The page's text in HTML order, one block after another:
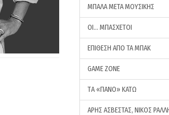
ΜΠΑΛΑ ΜΕΤΑ ΜΟΥΣΙΚΗΣ
ΟΙ… ΜΠΑΣΧΕΤΟΙ
ΕΠΙΘΕΣΗ ΑΠΟ ΤΑ ΜΠΑΚ
GAME ZONE
ΤA «ΠΑΝΟ» ΚΑΤΩ
ΑΡΗΣ ΑΣΒΕΣΤΑΣ, ΝΙΚΟΣ